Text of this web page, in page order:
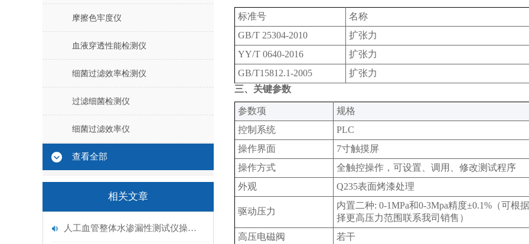
摩擦色牢度仪
血液穿透性能检测仪
细菌过滤效率检测仪
过滤细菌检测仪
细菌过滤效率仪
查看全部
相关文章
人工血管整体水渗漏性测试仪操作中最容易出错的步骤
标准号
名称
GB/T 25304-2010
扩张力
YY/T 0640-2016
扩张力
GB/T15812.1-2005
扩张力
三、关键参数
‌参数项‌
规格‌
控制系统
PLC
操作界面
7寸触摸屏
操作方式
全触控操作，可设置、调用、修改测试程序
外观
Q235表面烤漆处理
驱动压力
内置二种: 0-1MPa和0-3Mpa精度±0.1%（可根
择更高压力范围联系我司销售）
高压电磁阀
若干